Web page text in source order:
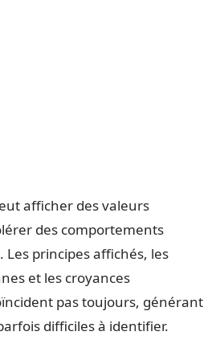
afficher des valeurs
des comportements
principes affichés, les
et les croyances
pas toujours, générant
difficiles à identifier.